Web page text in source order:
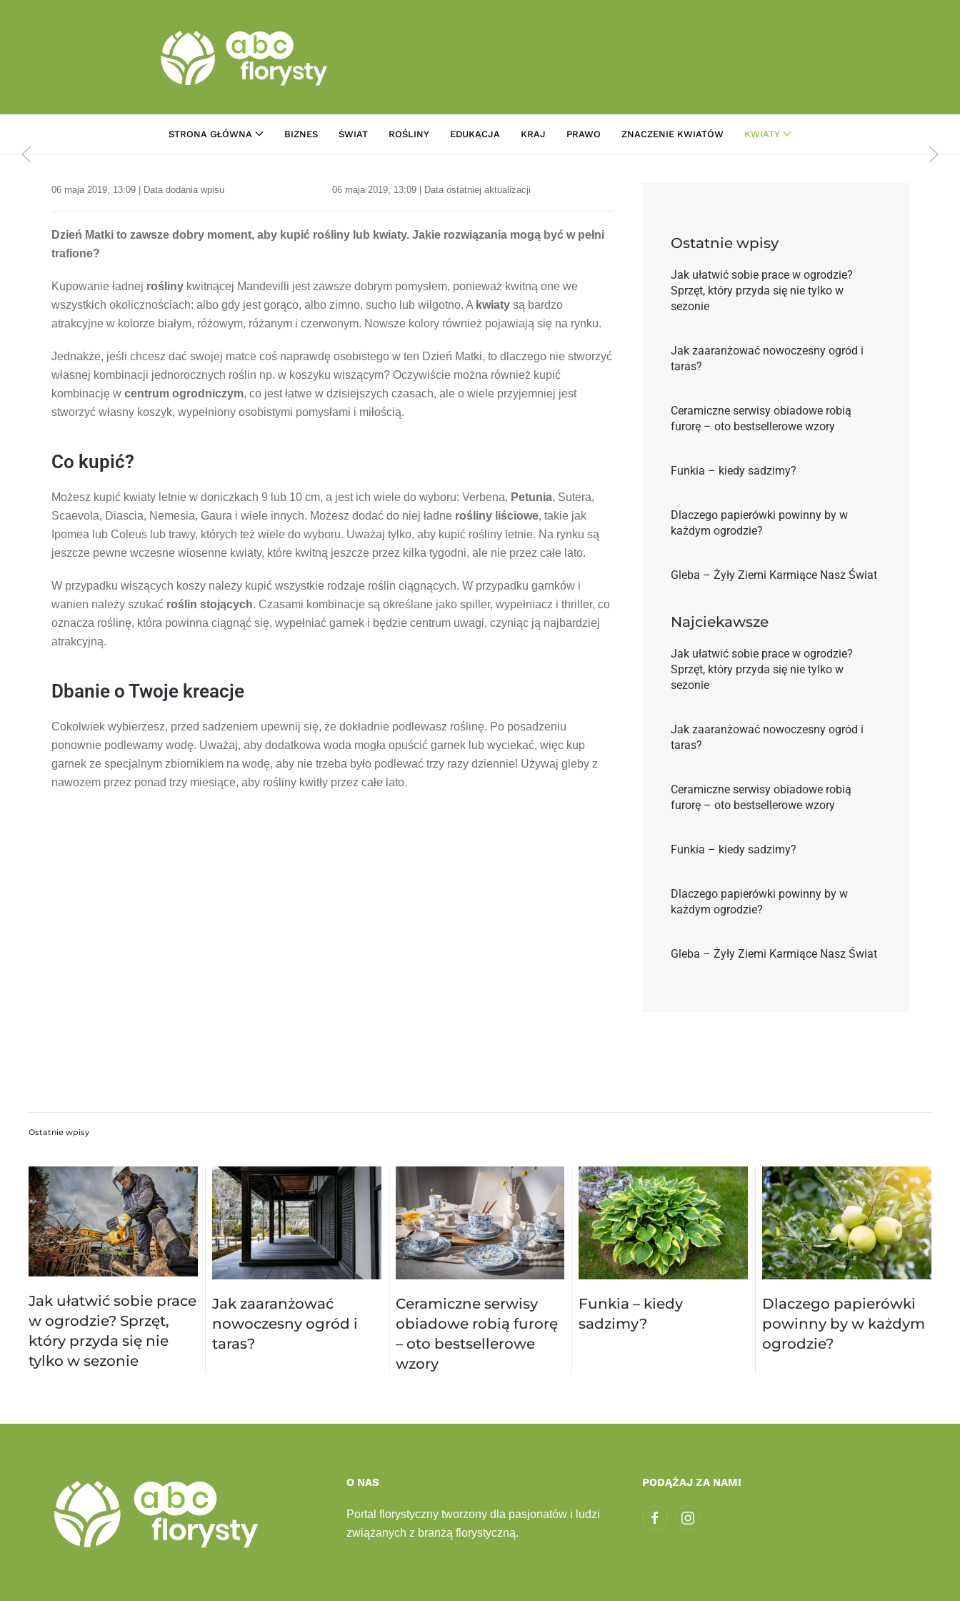
STRONA GŁÓWNA BIZNES ŚWIAT ROŚLINY EDUKACJA KRAJ PRAWO ZNACZENIE KWIATÓW KWIATY
06 maja 2019, 13:09 | Data dodania wpisu 06 maja 2019, 13:09 | Data ostatniej aktualizacji
Dzień Matki to zawsze dobry moment, aby kupić rośliny lub kwiaty. Jakie rozwiązania mogą być w pełni
trafione?
Kupowanie ładnej rośliny kwitnącej Mandevilli jest zawsze dobrym pomysłem, ponieważ kwitną one we
wszystkich okolicznościach: albo gdy jest gorąco, albo zimno, sucho lub wilgotno. A kwiaty są bardzo
atrakcyjne w kolorze białym, różowym, różanym i czerwonym. Nowsze kolory również pojawiają się na rynku.
Jednakże, jeśli chcesz dać swojej matce coś naprawdę osobistego w ten Dzień Matki, to dlaczego nie stworzyć
własnej kombinacji jednorocznych roślin np. w koszyku wiszącym? Oczywiście można również kupić
kombinację w centrum ogrodniczym, co jest łatwe w dzisiejszych czasach, ale o wiele przyjemniej jest
stworzyć własny koszyk, wypełniony osobistymi pomysłami i miłością.
Co kupić?
Możesz kupić kwiaty letnie w doniczkach 9 lub 10 cm, a jest ich wiele do wyboru: Verbena, Petunia, Sutera,
Scaevola, Diascia, Nemesia, Gaura i wiele innych. Możesz dodać do niej ładne rośliny liściowe, takie jak
Ipomea lub Coleus lub trawy, których też wiele do wyboru. Uważaj tylko, aby kupić rośliny letnie. Na rynku są
jeszcze pewne wczesne wiosenne kwiaty, które kwitną jeszcze przez kilka tygodni, ale nie przez całe lato.
W przypadku wiszących koszy należy kupić wszystkie rodzaje roślin ciągnących. W przypadku garnków i
wanien należy szukać roślin stojących. Czasami kombinacje są określane jako spiller, wypełniacz i thriller, co
oznacza roślinę, która powinna ciągnąć się, wypełniać garnek i będzie centrum uwagi, czyniąc ją najbardziej
atrakcyjną.
Dbanie o Twoje kreacje
Cokolwiek wybierzesz, przed sadzeniem upewnij się, że dokładnie podlewasz roślinę. Po posadzeniu
ponownie podlewamy wodę. Uważaj, aby dodatkowa woda mogła opuścić garnek lub wyciekać, więc kup
garnek ze specjalnym zbiornikiem na wodę, aby nie trzeba było podlewać trzy razy dziennie! Używaj gleby z
nawozem przez ponad trzy miesiące, aby rośliny kwitły przez całe lato.
Ostatnie wpisy
Jak ułatwić sobie prace w ogrodzie?
Sprzęt, który przyda się nie tylko w
sezonie
Jak zaaranżować nowoczesny ogród i
taras?
Ceramiczne serwisy obiadowe robią
furorę – oto bestsellerowe wzory
Funkia – kiedy sadzimy?
Dlaczego papierówki powinny by w
każdym ogrodzie?
Gleba – Żyły Ziemi Karmiące Nasz Świat
Najciekawsze
Jak ułatwić sobie prace w ogrodzie?
Sprzęt, który przyda się nie tylko w
sezonie
Jak zaaranżować nowoczesny ogród i
taras?
Ceramiczne serwisy obiadowe robią
furorę – oto bestsellerowe wzory
Funkia – kiedy sadzimy?
Dlaczego papierówki powinny by w
każdym ogrodzie?
Gleba – Żyły Ziemi Karmiące Nasz Świat
Ostatnie wpisy
Jak ułatwić sobie prace
w ogrodzie? Sprzęt,
który przyda się nie
tylko w sezonie
Jak zaaranżować
nowoczesny ogród i
taras?
Ceramiczne serwisy
obiadowe robią furorę
– oto bestsellerowe
wzory
Funkia – kiedy
sadzimy?
Dlaczego papierówki
powinny by w każdym
ogrodzie?
O NAS
Portal florystyczny tworzony dla pasjonatów i ludzi
związanych z branżą florystyczną.
PODĄŻAJ ZA NAMI